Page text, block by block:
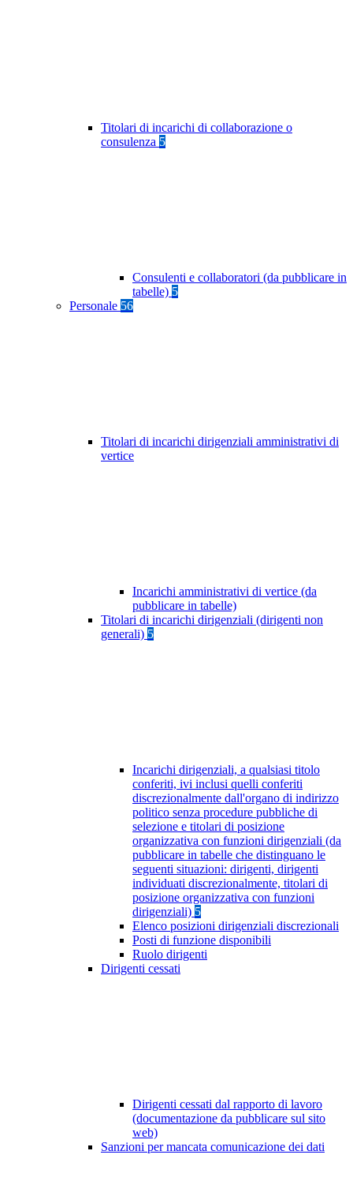
Titolari di incarichi di collaborazione o
consulenza 5
Consulenti e collaboratori (da pubblicare in
tabelle) 5
Personale 56
Titolari di incarichi dirigenziali amministrativi di
vertice
Incarichi amministrativi di vertice (da
pubblicare in tabelle)
Titolari di incarichi dirigenziali (dirigenti non
generali) 5
Incarichi dirigenziali, a qualsiasi titolo
conferiti, ivi inclusi quelli conferiti
discrezionalmente dall'organo di indirizzo
politico senza procedure pubbliche di
selezione e titolari di posizione
organizzativa con funzioni dirigenziali (da
pubblicare in tabelle che distinguano le
seguenti situazioni: dirigenti, dirigenti
individuati discrezionalmente, titolari di
posizione organizzativa con funzioni
dirigenziali) 5
Elenco posizioni dirigenziali discrezionali
Posti di funzione disponibili
Ruolo dirigenti
Dirigenti cessati
Dirigenti cessati dal rapporto di lavoro
(documentazione da pubblicare sul sito
web)
Sanzioni per mancata comunicazione dei dati